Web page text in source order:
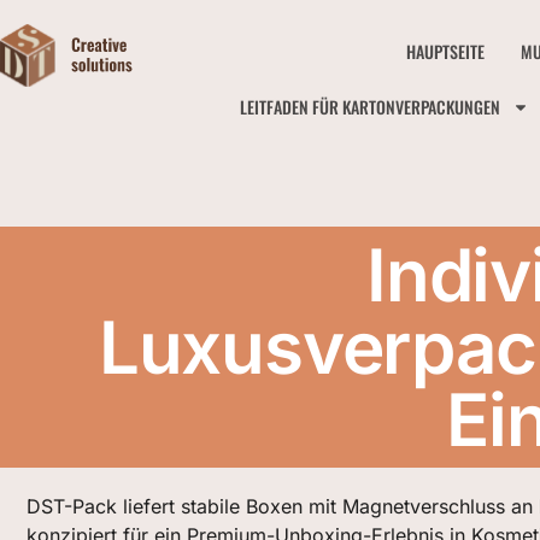
HAUPTSEITE
LEITFADEN FÜR KARTONVERPACKUNGEN
DST-Pack liefert stabile Boxen mit Magnetverschluss
konzipiert für ein Premium-Unboxing-Erlebnis in